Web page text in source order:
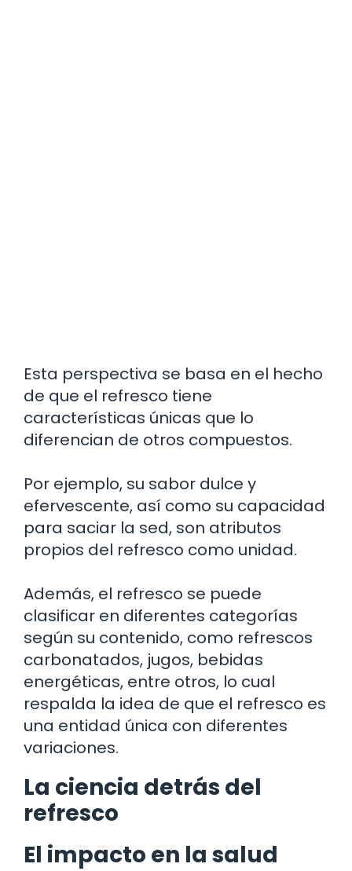
Esta perspectiva se basa en el hecho
de que el refresco tiene
características únicas que lo
diferencian de otros compuestos.
Por ejemplo, su sabor dulce y
efervescente, así como su capacidad
para saciar la sed, son atributos
propios del refresco como unidad.
Además, el refresco se puede
clasificar en diferentes categorías
según su contenido, como refrescos
carbonatados, jugos, bebidas
energéticas, entre otros, lo cual
respalda la idea de que el refresco es
una entidad única con diferentes
variaciones.
La ciencia detrás del
refresco
El impacto en la salud